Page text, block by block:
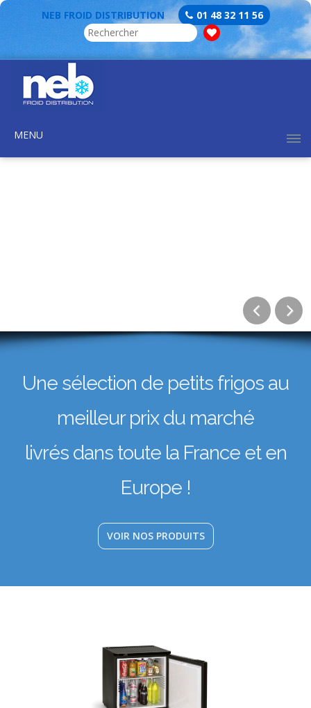
NEB FROID DISTRIBUTION 01 48 32 11 56
MENU
Une sélection de petits frigos au
meilleur prix du marché
livrés dans toute la France et en
Europe !
VOIR NOS PRODUITS